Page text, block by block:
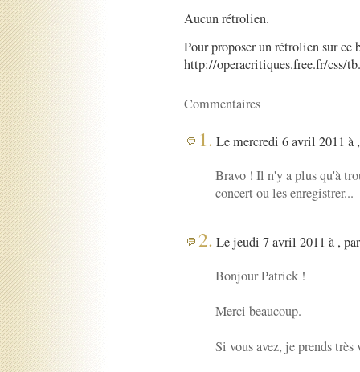
Aucun rétrolien.
Pour proposer un rétrolien sur
http://operacritiques.free.fr/css/
Commentaires
1. Le mercredi 6 avril 2011 à
Bravo ! Il n'y a plus qu'à
concert ou les enregistrer...
2. Le jeudi 7 avril 2011 à ,
Bonjour Patrick !
Merci beaucoup.
Si vous avez, je prends